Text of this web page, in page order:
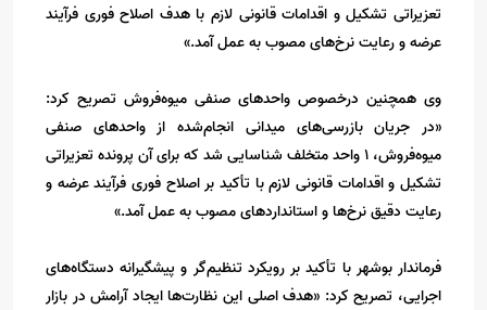
تعزیراتی تشکیل و اقدامات قانونی لازم با هدف اصلاح فوری فرآیند
عرضه و رعایت نرخ‌های مصوب به عمل آمد.»
وی همچنین درخصوص واحدهای صنفی میوه‌فروش تصریح کرد:
«در جریان بازرسی‌های میدانی انجام‌شده از واحدهای صنفی
میوه‌فروش، ۱ واحد متخلف شناسایی شد که برای آن پرونده تعزیراتی
تشکیل و اقدامات قانونی لازم با تأکید بر اصلاح فوری فرآیند عرضه و
رعایت دقیق نرخ‌ها و استانداردهای مصوب به عمل آمد.»
فرماندار بوشهر با تأکید بر رویکرد تنظیم‌گر و پیشگیرانه دستگاه‌های
اجرایی، تصریح کرد: «هدف اصلی این نظارت‌ها ایجاد آرامش در بازار